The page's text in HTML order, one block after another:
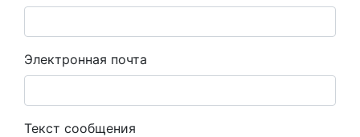
Электронная почта
Текст сообщения